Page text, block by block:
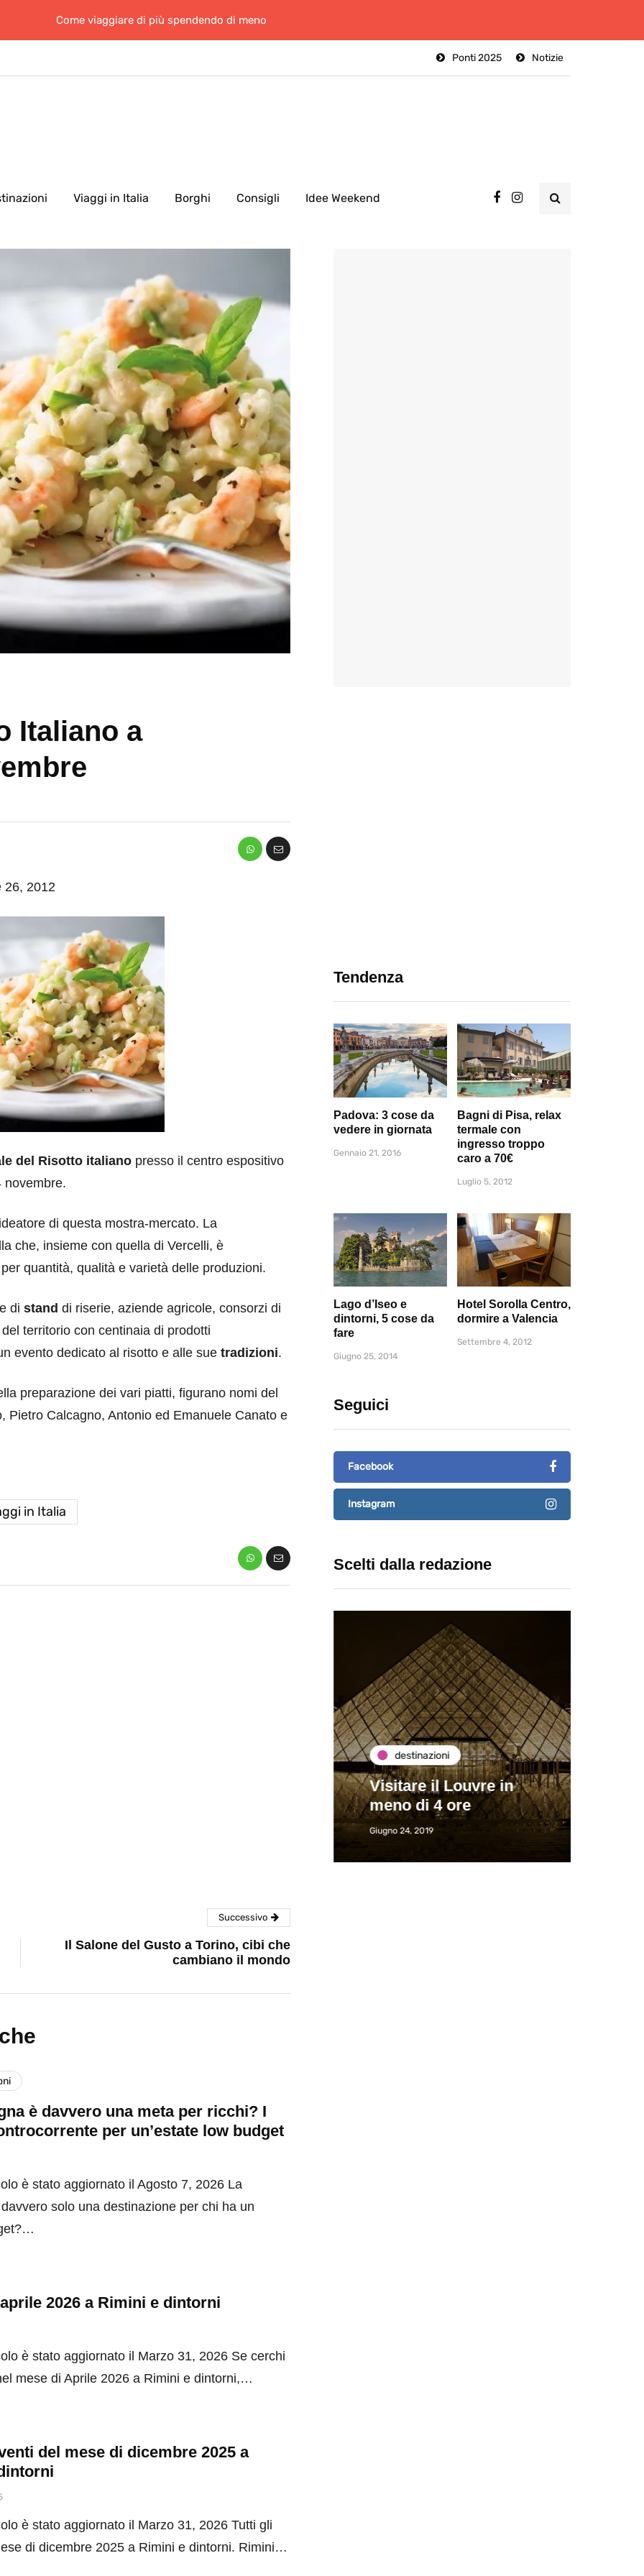
Come viaggiare di più spendendo di meno
Notizie
Ponti 2025
Viaggi in Italia Borghi Consigli Idee Weekend
Italiano a
26, 2012
del Risotto italiano presso il centro espositivo
novembre.
di questa mostra-mercato. La
che, insieme con quella di Vercelli, è
quantità, qualità e varietà delle produzioni.
di stand di riserie, aziende agricole, consorzi di
territorio con centinaia di prodotti
evento dedicato al risotto e alle sue tradizioni.
preparazione dei vari piatti, figurano nomi del
Calcagno, Antonio ed Emanuele Canato e
in Italia
Tendenza
Padova: 3 cose da
vedere in giornata
Gennaio 21, 2016
Bagni di Pisa, relax
termale con
ingresso troppo
caro a 70€
Luglio 5, 2012
Lago d’Iseo e
dintorni, 5 cose da
fare
Giugno 25, 2014
Hotel Sorolla Centro,
dormire a Valencia
Settembre 4, 2012
Seguici
Facebook
Instagram
Scelti dalla redazione
destinazioni
Visitare il Louvre in
meno di 4 ore
Giugno 24, 2019
Successivo
Il Salone del Gusto a Torino, cibi che
cambiano il mondo
è davvero una meta per ricchi? I
per un’estate low budget
è stato aggiornato il Agosto 7, 2026 La
solo una destinazione per chi ha un
2026 a Rimini e dintorni
è stato aggiornato il Marzo 31, 2026 Se cerchi
mese di Aprile 2026 a Rimini e dintorni,…
del mese di dicembre 2025 a
è stato aggiornato il Marzo 31, 2026 Tutti gli
di dicembre 2025 a Rimini e dintorni. Rimini…